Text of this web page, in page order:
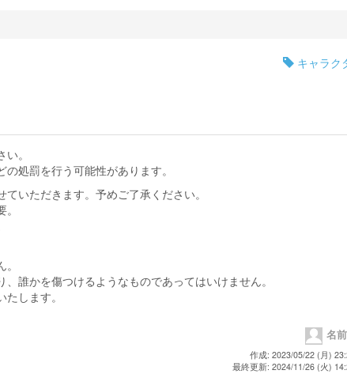
キャラク
。
処罰を行う可能性があります。
いただきます。予めご了承ください。
誰かを傷つけるようなものであってはいけません。
します。
名
作成: 2023/05/22 (月)
最終更新: 2024/11/26 (火)